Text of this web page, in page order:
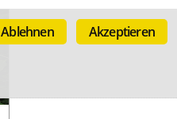
Akzeptieren
Ablehnen